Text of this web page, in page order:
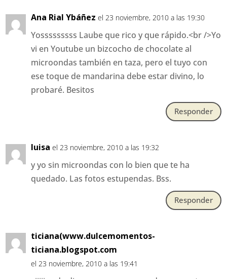
Ana Rial Ybáñez el 23 noviembre, 2010 a las 19:30
Yosssssssss Laube que rico y que rápido.<br />Yo
vi en Youtube un bizcocho de chocolate al
microondas también en taza, pero el tuyo con
ese toque de mandarina debe estar divino, lo
probaré. Besitos
Responder
luisa el 23 noviembre, 2010 a las 19:32
y yo sin microondas con lo bien que te ha
quedado. Las fotos estupendas. Bss.
Responder
ticiana(www.dulcemomentos-
ticiana.blogspot.com
el 23 noviembre, 2010 a las 19:41